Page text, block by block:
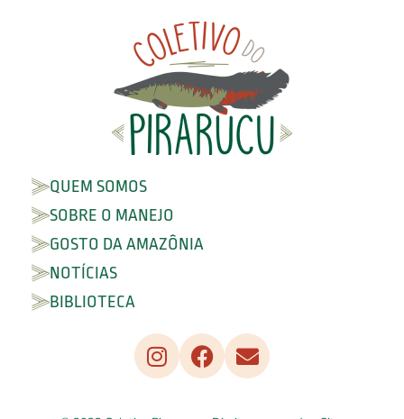
QUEM SOMOS
SOBRE O MANEJO
GOSTO DA AMAZÔNIA
NOTÍCIAS
BIBLIOTECA